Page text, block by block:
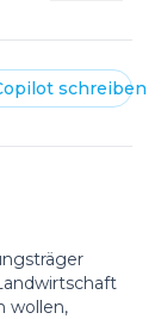
schreiben
wollen,